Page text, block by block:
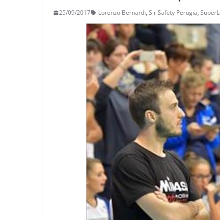
25/09/2017 Lorenzo Bernardi, Sir Safety Perugia,